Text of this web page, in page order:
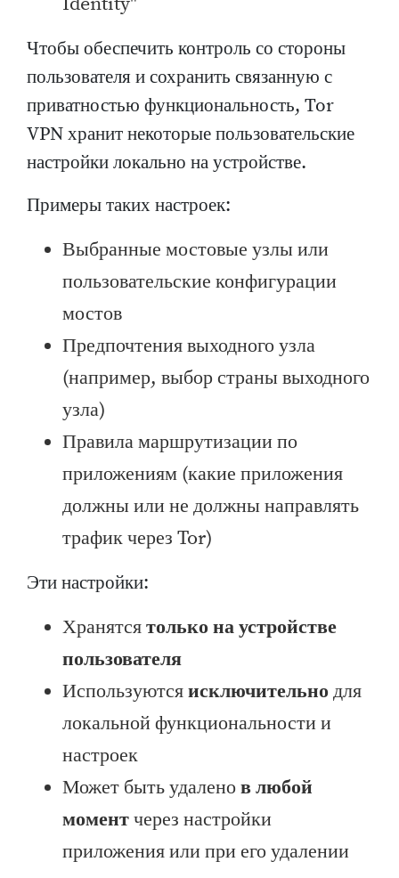
Чтобы обеспечить контроль со стороны
пользователя и сохранить связанную с
приватностью функциональность, Tor
VPN хранит некоторые пользовательские
настройки локально на устройстве.
Примеры таких настроек:
Выбранные мостовые узлы или
пользовательские конфигурации
мостов
Предпочтения выходного узла
(например, выбор страны выходного
узла)
Правила маршрутизации по
приложениям (какие приложения
должны или не должны направлять
трафик через Tor)
Эти настройки:
Хранятсятолько на устройстве
пользователя
Используютсяисключительнодля
локальной функциональности и
настроек
Может быть удаленов любой
моментчерез настройки
приложения или при его удалении